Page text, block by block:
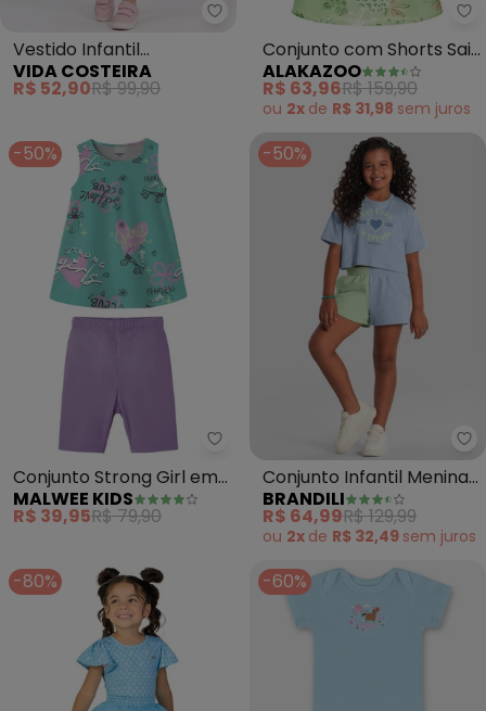
Vida Costeira - Vestido Infantil
Vestido Infantil
Coraçãozinhos (Azul)
VIDA COSTEIRA
R$ 52,90R$ 99,90
Conjunto com Shorts Saia
e Blusa (Verde)
ALAKAZOO
R$ 63,96R$ 159,90
ou 2x de R$ 31,98 sem juros
-50%
Malwee Kids - Conjunto Strong
Conjunto Strong Girl em
Malha (Azul)
MALWEE KIDS
R$ 39,95R$ 79,90
-50%
Conjunto Infantil Menina
de Coração (Azul)
BRANDILI
R$ 64,99R$ 129,99
ou 2x de R$ 32,49 sem juros
-80% -60%